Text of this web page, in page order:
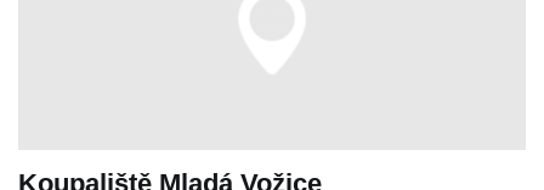
Koupaliště Mladá Vožice